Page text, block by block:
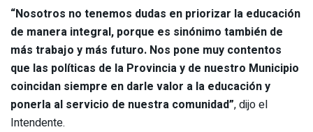
“Nosotros no tenemos dudas en priorizar la educación
de manera integral, porque es sinónimo también de
más trabajo y más futuro. Nos pone muy contentos
que las políticas de la Provincia y de nuestro Municipio
coincidan siempre en darle valor a la educación y
ponerla al servicio de nuestra comunidad”, dijo el
Intendente.